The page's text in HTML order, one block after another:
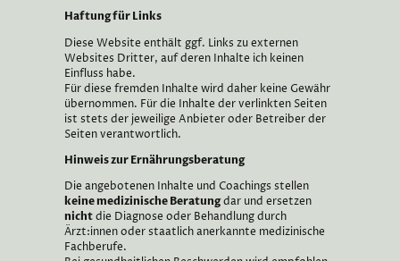
Haftung für Links
Diese Website enthält ggf. Links zu externen
Websites Dritter, auf deren Inhalte ich keinen
Einfluss habe.
Für diese fremden Inhalte wird daher keine Gewähr
übernommen. Für die Inhalte der verlinkten Seiten
ist stets der jeweilige Anbieter oder Betreiber der
Seiten verantwortlich.
Hinweis zur Ernährungsberatung
Die angebotenen Inhalte und Coachings stellen
keine medizinische Beratungdar und ersetzen
nichtdie Diagnose oder Behandlung durch
Ärzt:innen oder staatlich anerkannte medizinische
Fachberufe.